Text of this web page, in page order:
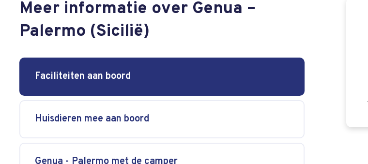
Meer informatie over Genua –
Palermo (Sicilië)
Faciliteiten aan boord
Huisdieren mee aan boord
Genua - Palermo met de camper